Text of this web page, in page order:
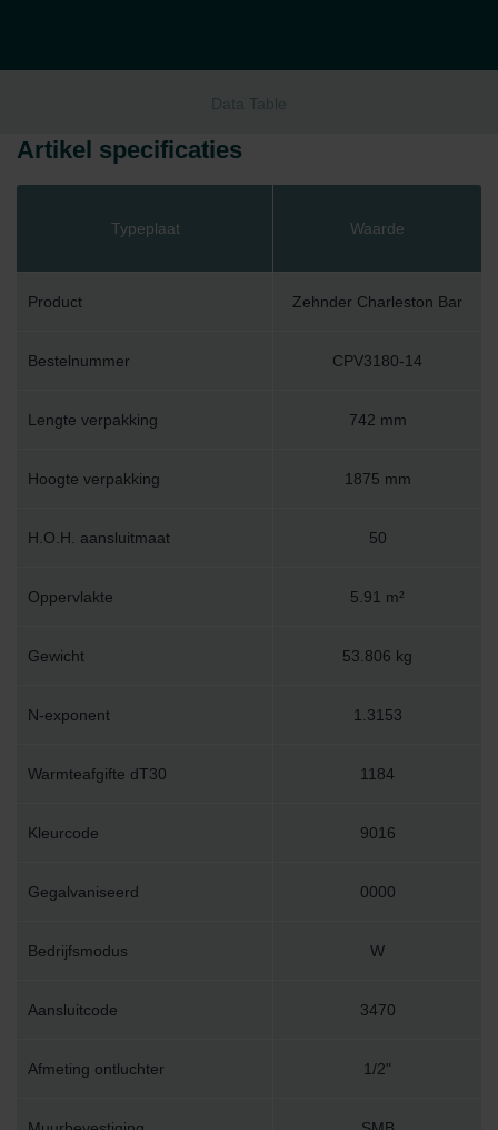
Data Table
Artikel specificaties
Typeplaat Waarde
Product Zehnder Charleston Bar
Bestelnummer CPV3180-14
Lengte verpakking 742 mm
Hoogte verpakking 1875 mm
H.O.H. aansluitmaat 50
Oppervlakte 5.91 m²
Gewicht 53.806 kg
N-exponent 1.3153
Warmteafgifte dT30 1184
Kleurcode 9016
Gegalvaniseerd 0000
Bedrijfsmodus W
Aansluitcode 3470
Afmeting ontluchter 1/2"